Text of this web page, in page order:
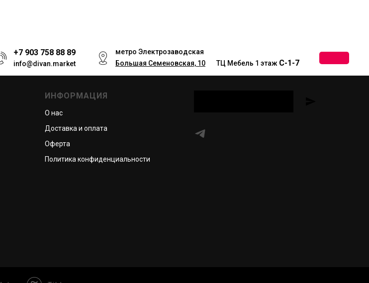
+7 903 758 88 89
info@divan.market
метро Электрозаводская
Большая Семеновская, 10
__ТЦ Мебель 1 этаж С-1-7
ИНФОРМАЦИЯ
О нас
Доставка и оплата
Оферта
Политика конфиденциальности